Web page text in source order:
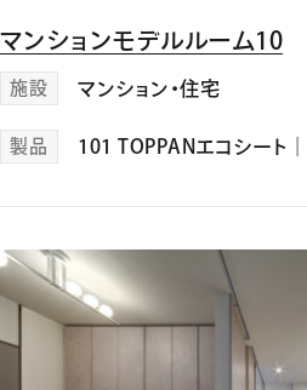
マンションモデルルーム10
施設 マンション・住宅
製品 101 TOPPANエコシート